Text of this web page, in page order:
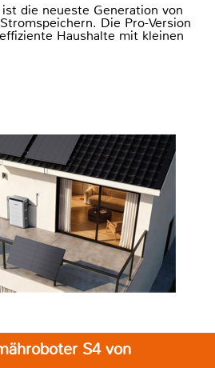
die neueste Generation von
Die Pro-Version
Haushalte mit kleinen
S4 von